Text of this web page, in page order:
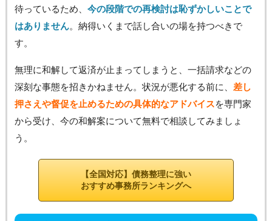
待っているため、 今の段階での再検討は恥ずかしいことで
はありません。納得いくまで話し合いの場を持つべきで
す。
無理に和解して返済が止まってしまうと、一括請求などの
深刻な事態を招きかねません。状況が悪化する前に、 差し
押さえや督促を止めるための具体的なアドバイスを専門家
から受け、今の和解案について無料で相談してみましょ
う。
【全国対応】債務整理に強い
おすすめ事務所ランキングへ